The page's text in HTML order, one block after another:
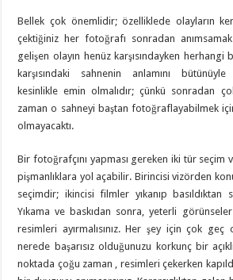
Bellek çok önemlidir; özelliklede olayların
çektiğiniz her fotoğrafı sonradan anımsamak
gelişen olayın henüz karşısındayken herhangi
karşısındaki sahnenin anlamını bütünüyle
kesinlikle emin olmalıdır; çünkü sonradan
zaman o sahneyi baştan fotoğraflayabilmek
olmayacaktı.
Bir fotoğrafçını yapması gereken iki tür seçim
pişmanlıklara yol açabilir. Birincisi vizörden
seçimdir; ikincisi filmler yıkanıp basıldıktan
Yıkama ve baskıdan sonra, yeterli
resimleri ayırmalısınız. Her şey için çok
nerede başarısız olduğunuzu korkunç bir
noktada çoğu zaman , resimleri çekerken